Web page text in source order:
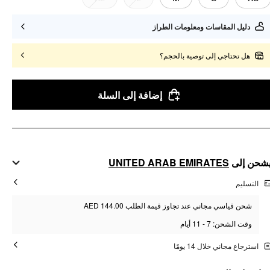
دليل المقاسات ومعلومات الطراز
هل تحتاجي إلى توصية بالحجم؟
إضافة إلى السلة
إلى UNITED ARAB EMIRATES
التسليم
شحن قياسي مجاني عند تجاوز قيمة الطلب AED 144.00
وقت الشحن: 7 - 11 أيام
استرجاع مجاني خلال 14 يومًا